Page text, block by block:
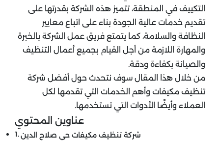
التكييف في المنطقة، تتميز هذه الشركة بقدرتها على
تقديم خدمات عالية الجودة بناء على اتباع معايير
النظافة والسلامة، كما يتمتع فريق عمل الشركة بالخبرة
والمهارة اللازمة من أجل القيام بجميع أعمال التنظيف
والصيانة بكفاءة ودقة.
من خلال هذا المقال سوف نتحدث حول أفضل شركة
تنظيف مكيفات وأهم الخدمات التي تقدمها لكل
العملاء وأيضًا الأدوات التي تستخدمها.
عناوين المحتوي
شركة تنظيف مكيفات حي صلاح الدين